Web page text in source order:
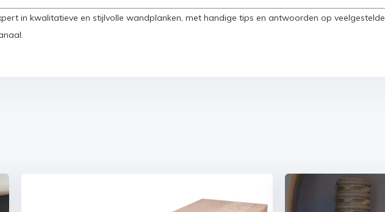
in kwalitatieve en stijlvolle wandplanken, met handige tips en antwoorden op veelgestelde